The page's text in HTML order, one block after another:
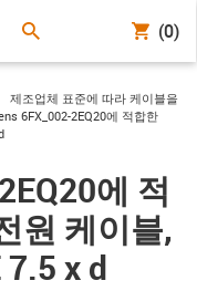
(0)
igus-icon-arrow-right
제조업체 표준에 따라 케이블을
arrow-right
6FX_002-2EQ20에 적합한
에 적
원 케이블,
x d